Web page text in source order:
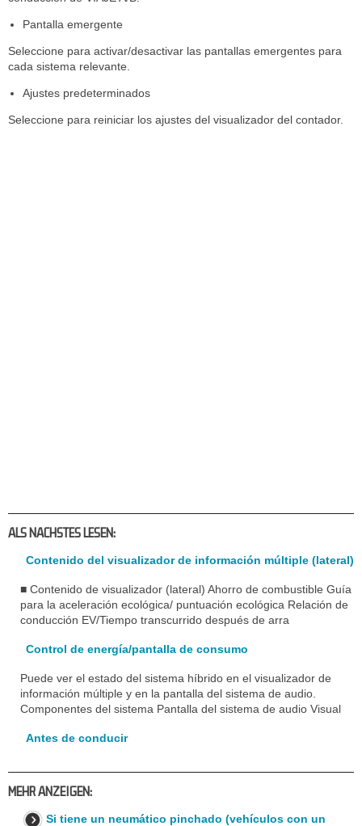
Pantalla emergente
Seleccione para activar/desactivar las pantallas emergentes para
cada sistema relevante.
Ajustes predeterminados
Seleccione para reiniciar los ajustes del visualizador del contador.
ALS NACHSTES LESEN:
Contenido del visualizador de información múltiple (lateral)
■ Contenido de visualizador (lateral) Ahorro de combustible Guía
para la aceleración ecológica/ puntuación ecológica Relación de
conducción EV/Tiempo transcurrido después de arra
Control de energía/pantalla de consumo
Puede ver el estado del sistema híbrido en el visualizador de
información múltiple y en la pantalla del sistema de audio.
Componentes del sistema Pantalla del sistema de audio Visual
Antes de conducir
MEHR ANZEIGEN:
Si tiene un neumático pinchado (vehículos con un